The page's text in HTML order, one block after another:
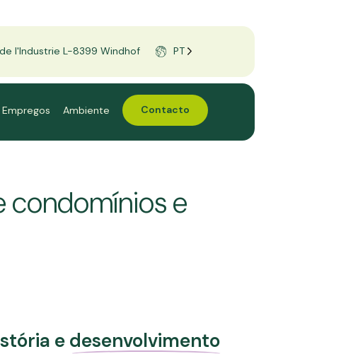
l'Industrie L-8399 Windhof PT
Empregos Ambiente Contacto
condomínios e
e desenvolvimento